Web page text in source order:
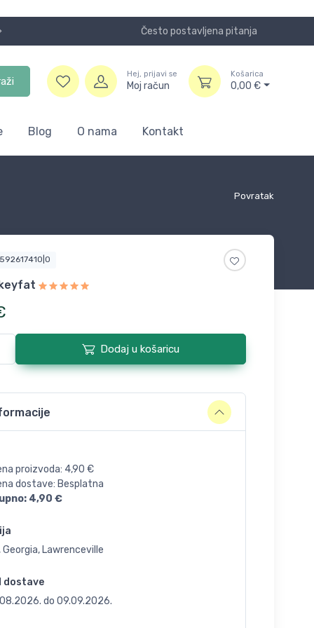
Često postavljena pitanja
Hej, prijavi se
Moj račun
Košarica
0,00 €
Blog O nama Kontakt
Povratak
Dodaj u košaricu
proizvoda: 4,90 €
dostave: Besplatna
4,90 €
Georgia, Lawrenceville
dostave
do 09.09.2026.